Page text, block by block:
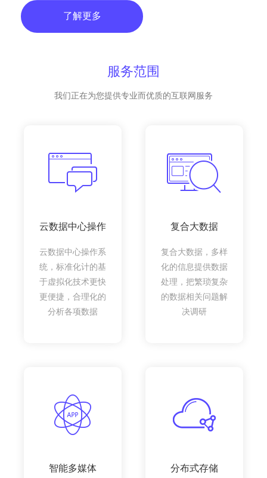
了解更多
服务范围
我们正在为您提供专业而优质的互联网服务
云数据中心操作
云数据中心操作系
统，标准化计的基
于虚拟化技术更快
更便捷，合理化的
分析各项数据
复合大数据
复合大数据，多样
化的信息提供数据
处理，把繁琐复杂
的数据相关问题解
决调研
智能多媒体 分布式存储